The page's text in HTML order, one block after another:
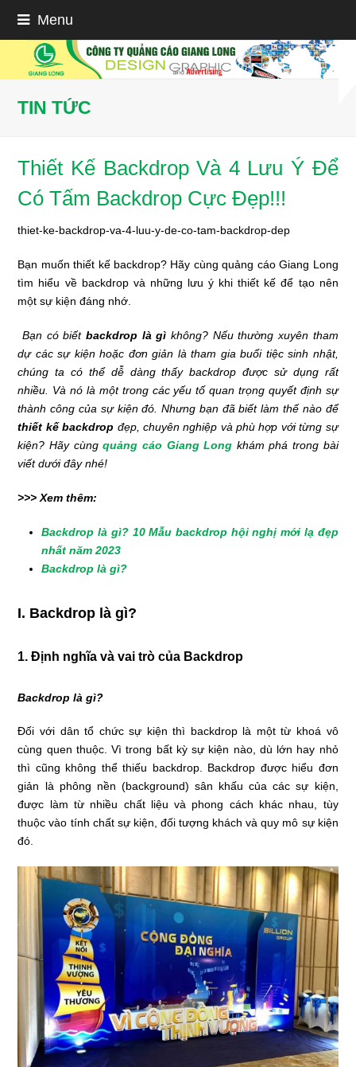
Menu
TIN TỨC
Thiết Kế Backdrop Và 4 Lưu Ý Để
Có Tấm Backdrop Cực Đẹp!!!
thiet-ke-backdrop-va-4-luu-y-de-co-tam-backdrop-dep
Bạn muốn thiết kế backdrop? Hãy cùng quảng cáo Giang Long
tìm hiểu về backdrop và những lưu ý khi thiết kế để tạo nên
một sự kiện đáng nhớ.
Bạn có biếtbackdrop là gì không? Nếu thường xuyên tham
dự các sự kiện hoặc đơn giản là tham gia buổi tiệc sinh nhật,
chúng ta có thể dễ dàng thấy backdrop được sử dụng rất
nhiều. Và nó là một trong các yếu tố quan trọng quyết định sự
thành công của sự kiện đó. Nhưng bạn đã biết làm thế nào để
thiết kế backdrop đẹp, chuyên nghiệp và phù hợp với từng sự
kiện? Hãy cùngquảng cáo Giang Long khám phá trong bài
viết dưới đây nhé!
>>> Xem thêm:
Backdrop là gì? 10 Mẫu backdrop hội nghị mới lạ đẹp
nhất năm 2023
Backdrop là gì?
I. Backdrop là gì?
1. Định nghĩa và vai trò của Backdrop
Backdrop là gì?
Đối với dân tổ chức sự kiện thì backdrop là một từ khoá vô
cùng quen thuộc. Vì trong bất kỳ sự kiện nào, dù lớn hay nhỏ
thì cũng không thể thiếu backdrop. Backdrop được hiểu đơn
giản là phông nền (background) sân khấu của các sự kiện,
được làm từ nhiều chất liệu và phong cách khác nhau, tùy
thuộc vào tính chất sự kiện, đối tượng khách và quy mô sự kiện
đó.